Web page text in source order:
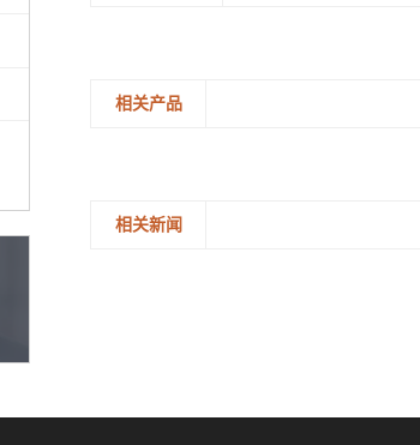
相关产品
相关新闻